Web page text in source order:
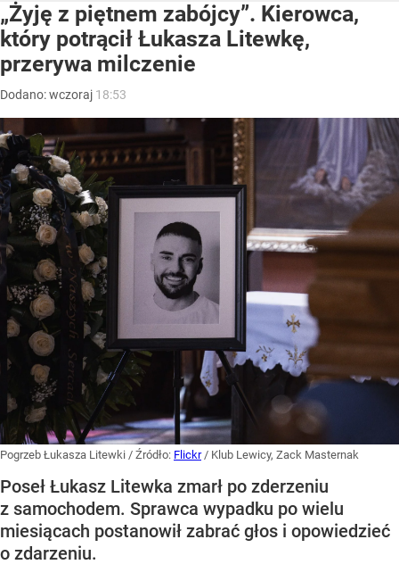
„Żyję z piętnem zabójcy”. Kierowca,
który potrącił Łukasza Litewkę,
przerywa milczenie
Dodano:wczoraj 18:53
Pogrzeb Łukasza Litewki / Źródło: Flickr / Klub Lewicy, Zack Masternak
Poseł Łukasz Litewka zmarł po zderzeniu
z samochodem. Sprawca wypadku po wielu
miesiącach postanowił zabrać głos i opowiedzieć
o zdarzeniu.